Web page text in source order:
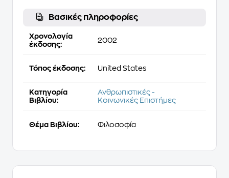
Βασικές πληροφορίες
Χρονολογία
έκδοσης:
2002
Τόπος έκδοσης: United States
Κατηγορία
Βιβλίου:
Ανθρωπιστικές -
Κοινωνικές Επιστήμες
Θέμα Βιβλίου: Φιλοσοφία